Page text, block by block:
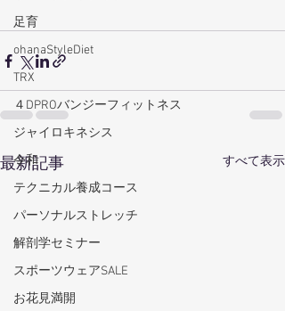
足育
ohanaStyleDiet
TRX
４DPROバンジーフィットネス
ジャイロキネシス
令和
テクニカル養成コース
パーソナルストレッチ
解剖学セミナー
スポーツウェアSALE
お花見満開
最新記事 すべて表示